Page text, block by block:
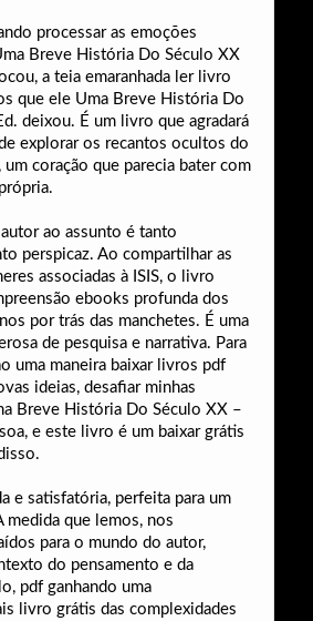
processar as emoções
Breve História Do Século XX
a teia emaranhada ler livro
que ele Uma Breve História Do
deixou. É um livro que agradará
explorar os recantos ocultos do
um coração que parecia bater com
ao assunto é tanto
perspicaz. Ao compartilhar as
associadas à ISIS, o livro
ebooks profunda dos
por trás das manchetes. É uma
de pesquisa e narrativa. Para
uma maneira baixar livros pdf
ideias, desafiar minhas
Breve História Do Século XX –
e este livro é um baixar grátis
e satisfatória, perfeita para um
medida que lemos, nos
para o mundo do autor,
do pensamento e da
pdf ganhando uma
livro grátis das complexidades